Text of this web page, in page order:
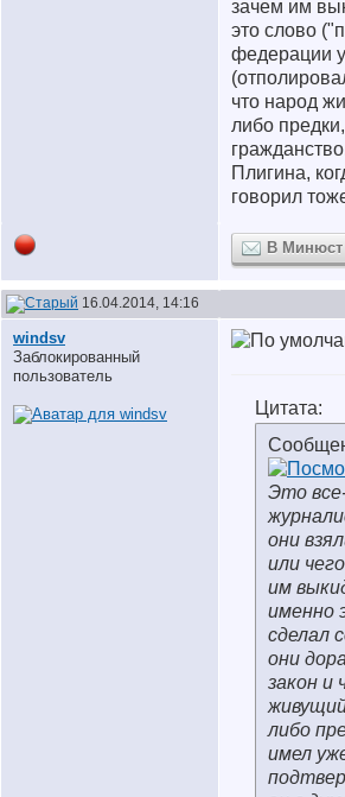
зачем им
это слово
федерации
что народ
либо
Плигина,
говорил
В Минюст
16.04.2014, 14:16
windsv
Заблокированный
пользователь
Цитата:
Это
они
или
им
именно
сделал
они
закон и
либо
имел